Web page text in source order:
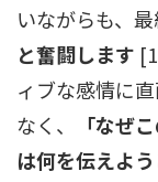
いながらも、
と奮闘します
ィブな感情に
なく、
「なぜ
は何を伝えよう